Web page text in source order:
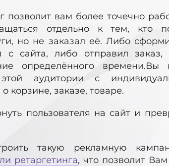
позволит вам более точечно
отдельно к тем, кто
но не заказал её. Либо
сайта, либо отправил
определённого времени.Вы
аудитории с
корзине, заказе, товаре.
пользователя на сайт и
такую рекламную
ретаргетинга, что позволит